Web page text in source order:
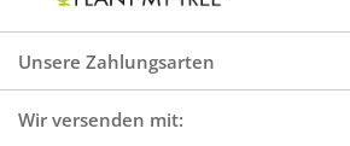
Unsere Zahlungsarten
Wir versenden mit: